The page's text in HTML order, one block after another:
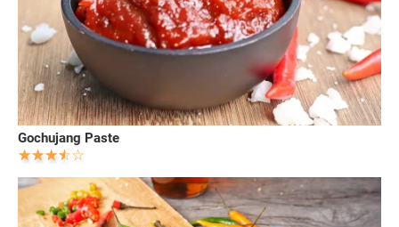
Gochujang Paste